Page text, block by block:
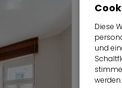
Diese
und
werden.